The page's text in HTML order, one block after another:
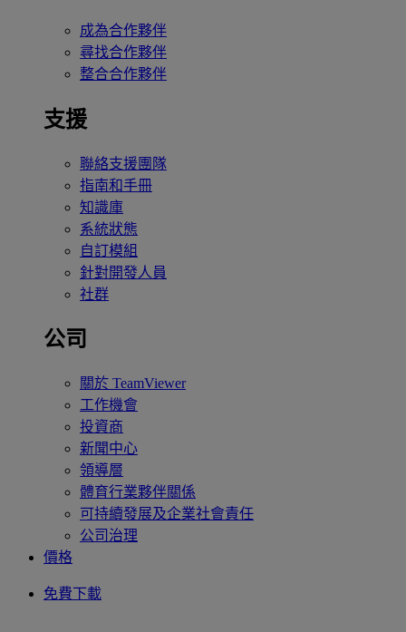
成為合作夥伴
尋找合作夥伴
整合合作夥伴
支援
聯絡支援團隊
指南和手冊
知識庫
系統狀態
自訂模組
針對開發人員
社群
公司
關於 TeamViewer
工作機會
投資商
新聞中心
領導層
體育行業夥伴關係
可持續發展及企業社會責任
公司治理
價格
免費下載